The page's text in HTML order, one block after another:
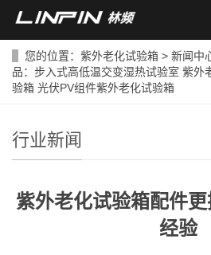
您的位置： 紫外老化试验箱 > 新闻中
品： 步入式高低温交变湿热试验室 紫外
验箱 光伏PV组件紫外老化试验箱
行业新闻
紫外老化试验箱配件
经验